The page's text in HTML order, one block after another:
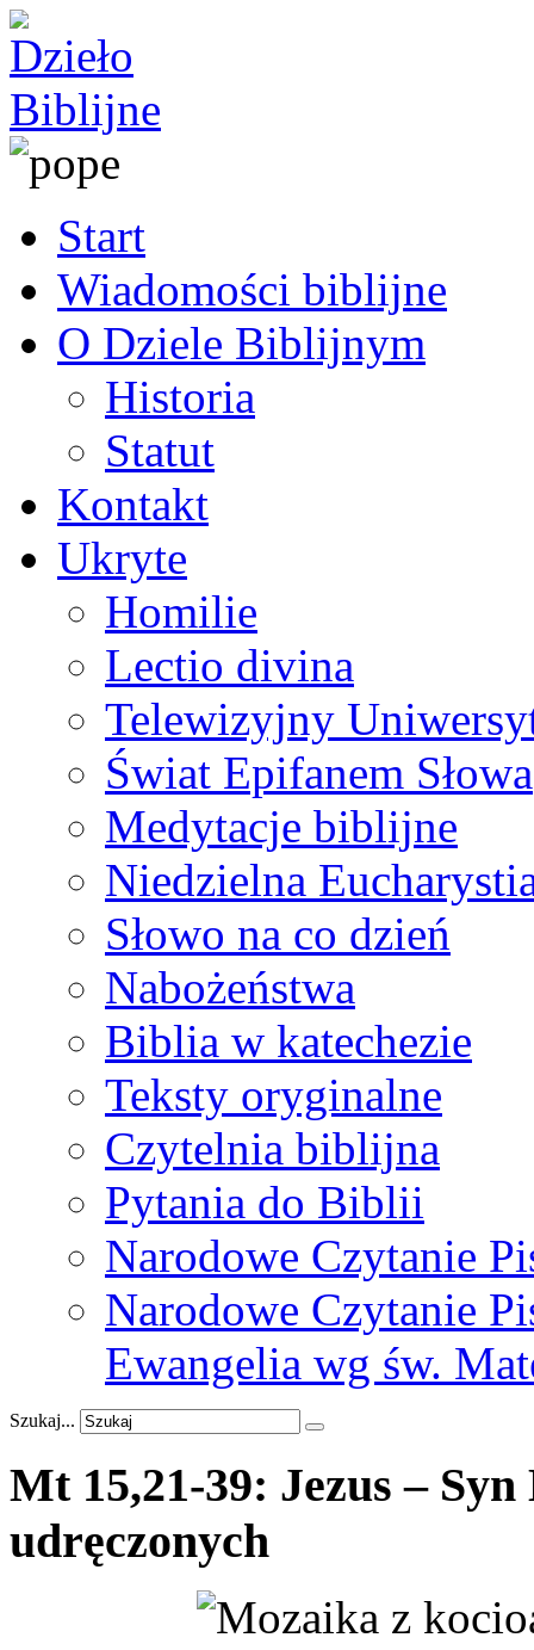
Start
Wiadomości biblijne
O Dziele Biblijnym
Historia
Statut
Kontakt
Ukryte
Homilie
Lectio divina
Telewizyjny
Świat Epifanem Słowa
Medytacje biblijne
Niedzielna
Słowo na co dzień
Nabożeństwa
Biblia w katechezie
Teksty oryginalne
Czytelnia biblijna
Pytania do Biblii
Narodowe Czytanie
Narodowe Czytanie
Ewangelia wg św.
Szukaj...
Mt 15,21-39: Jezus – Syn
udręczonych